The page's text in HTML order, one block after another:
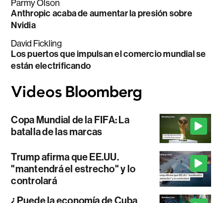
Parmy Olson
Anthropic acaba de aumentar la presión sobre
Nvidia
David Fickling
Los puertos que impulsan el comercio mundial se
están electrificando
Copa Mundial de la FIFA: La
batalla de las marcas
Trump afirma que EE.UU.
"mantendrá el estrecho" y lo
controlará
¿Puede la economía de Cuba